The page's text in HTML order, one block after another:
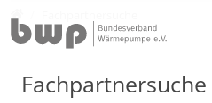
Fachpartnersuche